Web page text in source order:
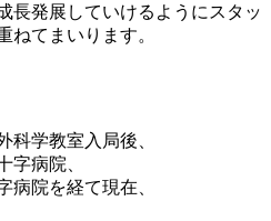
長発展していけるようにスタッ
ねてまいります。
科学教室入局後、
字病院、
病院を経て現在、